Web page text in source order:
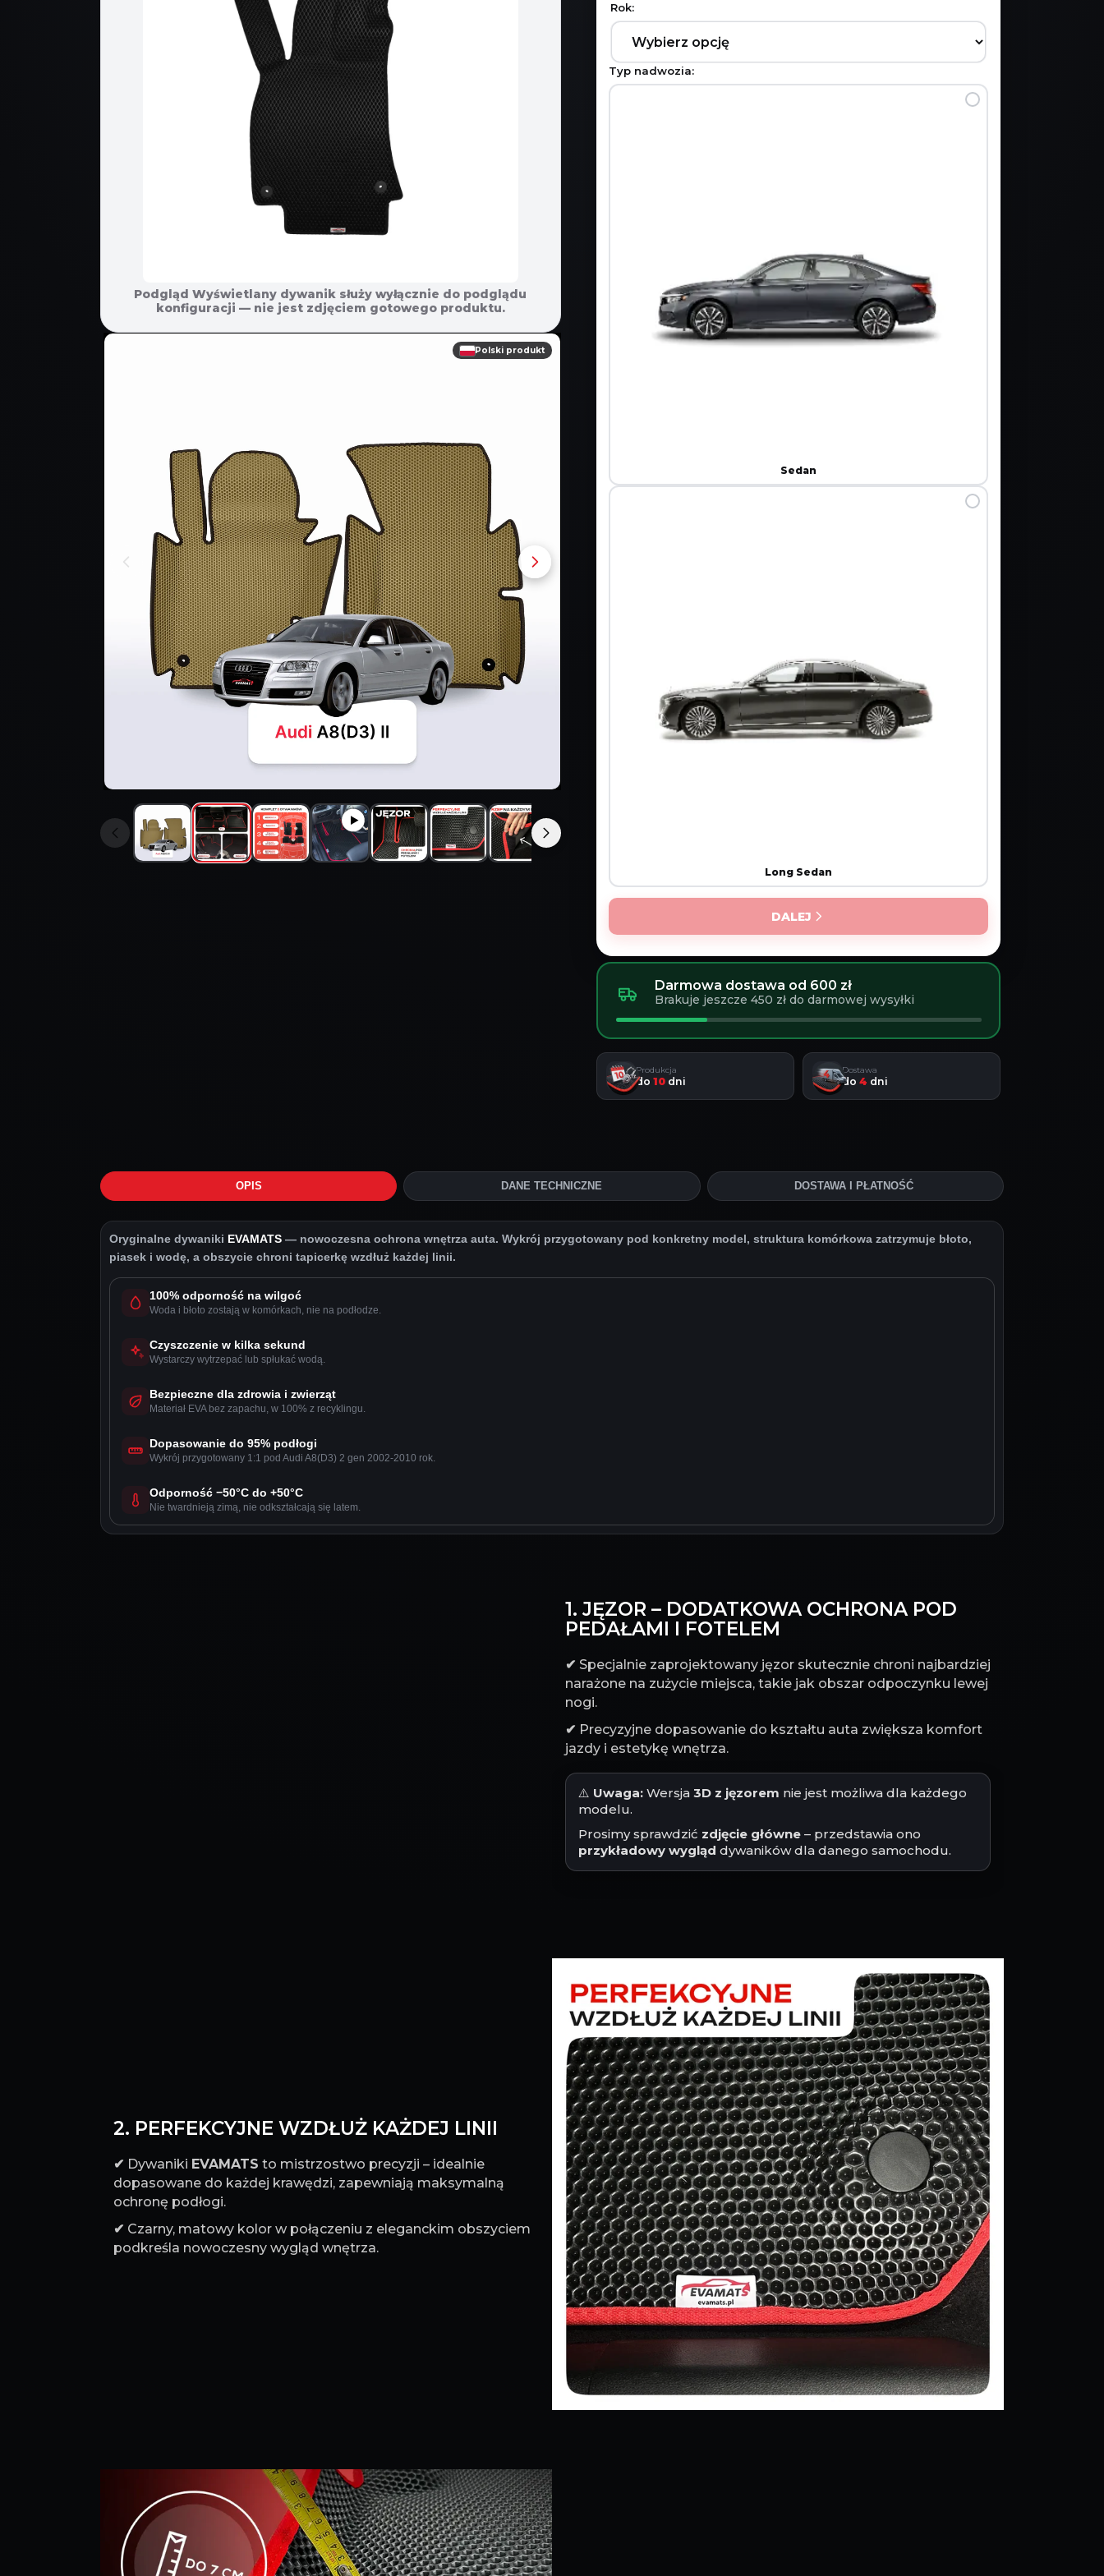
Podgląd Wyświetlany dywanik służy wyłącznie do podglądu
konfiguracji — nie jest zdjęciem gotowego produktu.
Polski produkt
POMIŃ, ABY
PRZEJŚĆ
DO
Rok:
Typ nadwozia:
Sedan
Long Sedan
DALEJ
Darmowa dostawa od 600 zł
Brakuje jeszcze 450 zł do darmowej wysyłki
Produkcja
do10 dni
Dostawa
do4 dni
OPIS DANE TECHNICZNE DOSTAWA I PŁATNOŚĆ
Oryginalne dywaniki EVAMATS — nowoczesna ochrona wnętrza auta. Wykrój przygotowany pod konkretny model, struktura komórkowa zatrzymuje błoto,
piasek i wodę, a obszycie chroni tapicerkę wzdłuż każdej linii.
100% odporność na wilgoć
Woda i błoto zostają w komórkach, nie na podłodze.
Czyszczenie w kilka sekund
Wystarczy wytrzepać lub spłukać wodą.
Bezpieczne dla zdrowia i zwierząt
Materiał EVA bez zapachu, w 100% z recyklingu.
Dopasowanie do 95% podłogi
Wykrój przygotowany 1:1 pod Audi A8(D3) 2 gen 2002-2010 rok.
Odporność −50°C do +50°C
Nie twardnieją zimą, nie odkształcają się latem.
1. JĘZOR – DODATKOWA OCHRONA POD
PEDAŁAMI I FOTELEM
✔ Specjalnie zaprojektowany jęzor skutecznie chroni najbardziej
narażone na zużycie miejsca, takie jak obszar odpoczynku lewej
nogi.
✔ Precyzyjne dopasowanie do kształtu auta zwiększa komfort
jazdy i estetykę wnętrza.
⚠️ Uwaga: Wersja 3D z jęzorem nie jest możliwa dla każdego
modelu.
Prosimy sprawdzić zdjęcie główne – przedstawia ono
przykładowy wygląd dywaników dla danego samochodu.
2. PERFEKCYJNE WZDŁUŻ KAŻDEJ LINII
✔ Dywaniki EVAMATS to mistrzostwo precyzji – idealnie
dopasowane do każdej krawędzi, zapewniają maksymalną
ochronę podłogi.
✔ Czarny, matowy kolor w połączeniu z eleganckim obszyciem
podkreśla nowoczesny wygląd wnętrza.